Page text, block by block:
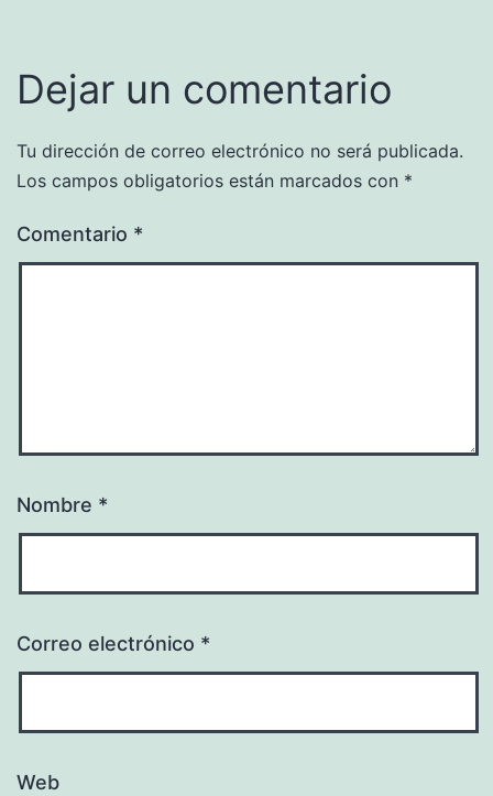
Dejar un comentario
Tu dirección de correo electrónico no será publicada.
Los campos obligatorios están marcados con *
Comentario *
Nombre *
Correo electrónico *
Web